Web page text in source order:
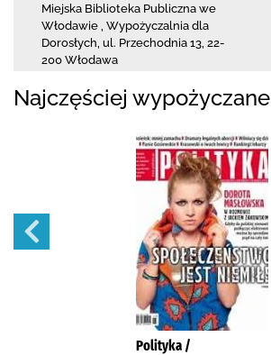
Miejska Biblioteka Publiczna we
Włodawie Wypożyczalnia dla
Dorosłych, ul. Przechodnia 13 22-
200 Włodawa
Najczęściej wypożyczane
Polityka /